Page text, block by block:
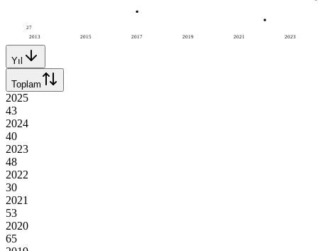
2013 2015 2017 2019 2021 2023
27
Yıl
Toplam
2025
43
2024
40
2023
48
2022
30
2021
53
2020
65